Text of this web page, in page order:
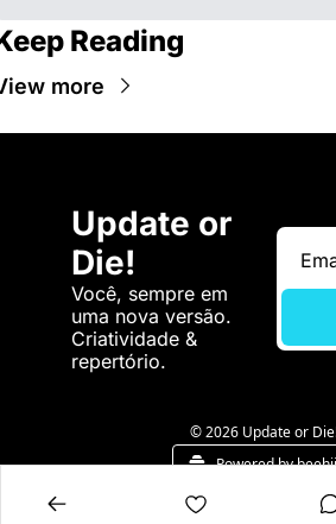
Reading
more
Update or
Die!
Você, sempre em
uma nova versão.
Criatividade &
repertório.
© 2026 Update or
Powered by